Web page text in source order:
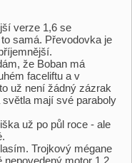
verze 1,6 se
samá. Převodovka je
že Boban má
faceliftu a v
už není žádný zázrak
mají své paraboly
už po půl roce - ale
Trojkový mégane